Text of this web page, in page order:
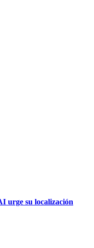
urge su localización